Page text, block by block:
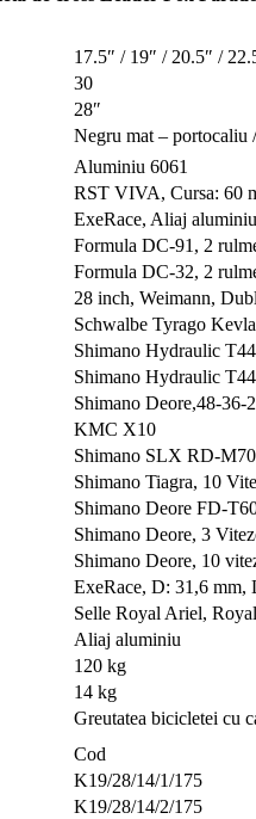
17.5″ / 19″ / 20.5″ /
30
28″
Negru mat – portocaliu
Aluminiu 6061
RST VIVA, Cursa: 60
ExeRace, Aliaj
Formula DC-91, 2
Formula DC-32, 2
28 inch, Weimann,
Schwalbe Tyrago
Shimano Hydraulic
Shimano Hydraulic
Shimano Deore,48-36-
KMC X10
Shimano SLX RD-
Shimano Tiagra, 10
Shimano Deore FD-
Shimano Deore, 3
Shimano Deore, 10
ExeRace, D: 31,6 mm,
Selle Royal Ariel,
Aliaj aluminiu
120 kg
14 kg
Greutatea bicicletei cu
Cod
K19/28/14/1/175
K19/28/14/2/175